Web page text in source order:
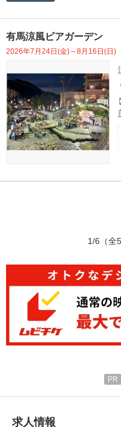
有馬涼風ビアガーデン
2026年7月24日(金)～8月16日(日)
1/6 （
求人情報